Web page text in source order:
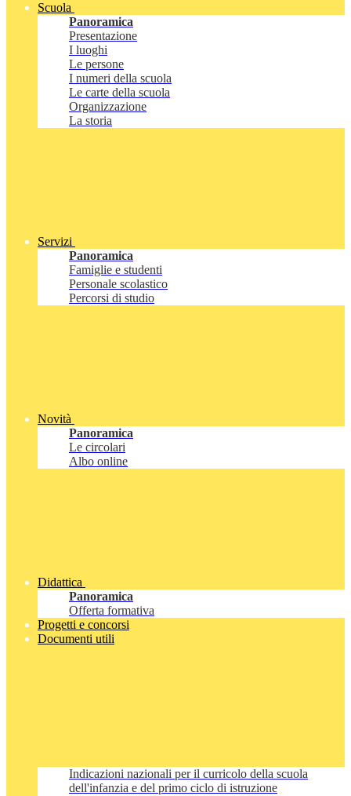
Scuola
Panoramica
Presentazione
I luoghi
Le persone
I numeri della scuola
Le carte della scuola
Organizzazione
La storia
Servizi
Panoramica
Famiglie e studenti
Personale scolastico
Percorsi di studio
Novità
Panoramica
Le circolari
Albo online
Didattica
Panoramica
Offerta formativa
Progetti e concorsi
Documenti utili
Indicazioni nazionali per il curricolo della scuola
dell'infanzia e del primo ciclo di istruzione